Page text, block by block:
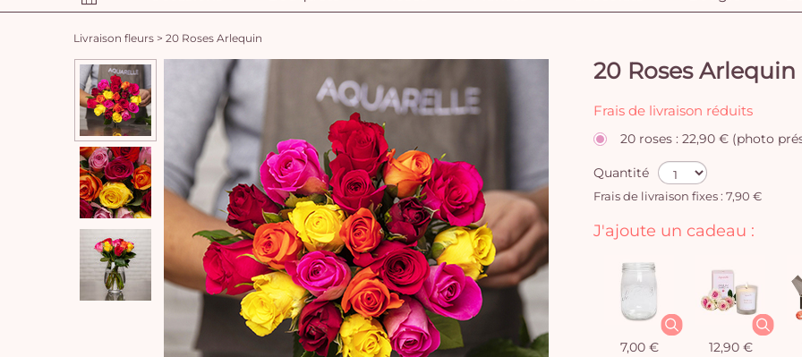
Livraison fleurs > 20 Roses Arlequin
20 Roses Arlequin
Frais de livraison réduits
20 roses : 22,90 € (photo
Quantité
Frais de livraison fixes : 7,90 €
J'ajoute un cadeau :
7,00 € 12,90 €